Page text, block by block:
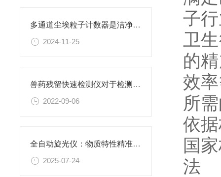
多通道尘埃粒子计数器是洁净环境的监测卫士
2024-11-25
兽药残留快速检测仪对于检测瘦肉精有用吗？
2022-09-06
全自动旋光仪：物质特性精准分析利器，多行业质量控制好帮手
2025-07-24
子
卫
的
效
所
依
国
法